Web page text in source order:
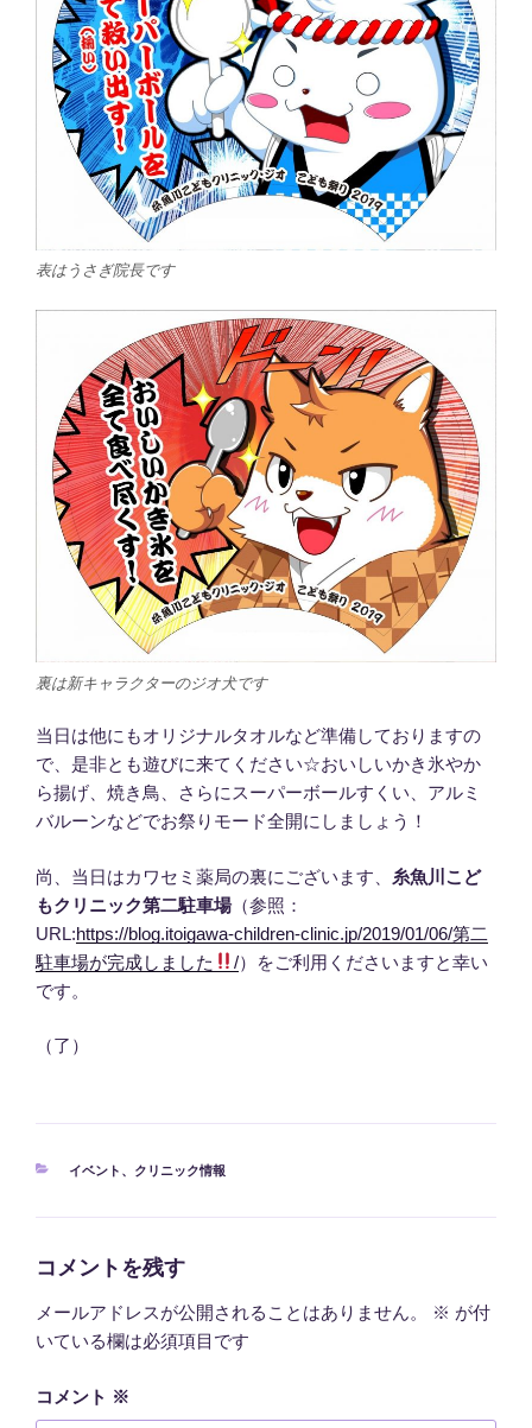
表はうさぎ院長です
裏は新キャラクターのジオ犬です
当日は他にもオリジナルタオルなど準備しておりますの
で、是非とも遊びに来てください☆おいしいかき氷やか
ら揚げ、焼き鳥、さらにスーパーボールすくい、アルミ
バルーンなどでお祭りモード全開にしましょう！
尚、当日はカワセミ薬局の裏にございます、
糸魚川こど
もクリニック第二駐車場（参照：
URL:https://blog.itoigawa-children-clinic.jp/2019/01/06/第二
駐車場が完成しました
/）をご利用くださいますと幸い
です。
（了）
カ
イベント 、 クリニック情報
コメントを残す
メールアドレスが公開されることはありません。 ※ が付
いている欄は必須項目です
コメント ※